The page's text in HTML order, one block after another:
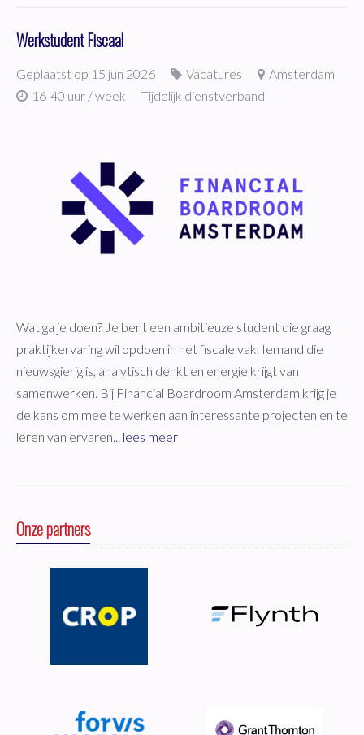
Werkstudent Fiscaal
Geplaatst op 15 jun 2026 Vacatures
Amsterdam
16-40 uur / week
Tijdelijk dienstverband
Wat ga je doen? Je bent een ambitieuze student die graag
praktijkervaring wil opdoen in het fiscale vak. Iemand die
nieuwsgierig is, analytisch denkt en energie krijgt van
samenwerken. Bij Financial Boardroom Amsterdam krijg je
de kans om mee te werken aan interessante projecten en te
leren van ervaren... lees meer
Onze partners